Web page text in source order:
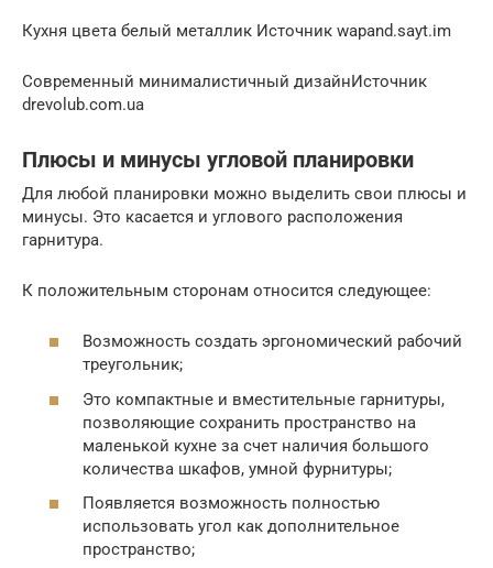
Кухня цвета белый металлик Источник wapand.sayt.im
Современный минималистичный дизайнИсточник
drevolub.com.ua
Плюсы и минусы угловой планировки
Для любой планировки можно выделить свои плюсы и
минусы. Это касается и углового расположения
гарнитура.
К положительным сторонам относится следующее:
Возможность создать эргономический рабочий
треугольник;
Это компактные и вместительные гарнитуры,
позволяющие сохранить пространство на
маленькой кухне за счет наличия большого
количества шкафов, умной фурнитуры;
Появляется возможность полностью
использовать угол как дополнительное
пространство;